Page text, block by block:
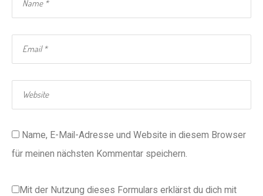
Name, E-Mail-Adresse und Website in diesem Browser
für meinen nächsten Kommentar speichern.
Mit der Nutzung dieses Formulars erklärst du dich mit